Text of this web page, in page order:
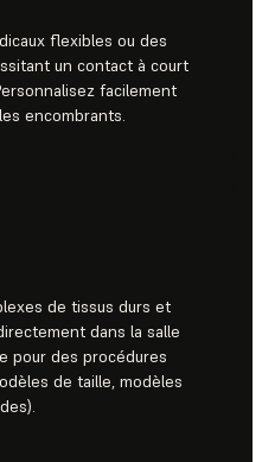
flexibles ou des
un contact à court
facilement
encombrants.
de tissus durs et
dans la salle
pour des procédures
de taille, modèles